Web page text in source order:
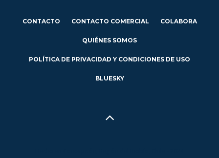
CONTACTO CONTACTO COMERCIAL COLABORA
QUIÉNES SOMOS
POLÍTICA DE PRIVACIDAD Y CONDICIONES DE USO
BLUESKY